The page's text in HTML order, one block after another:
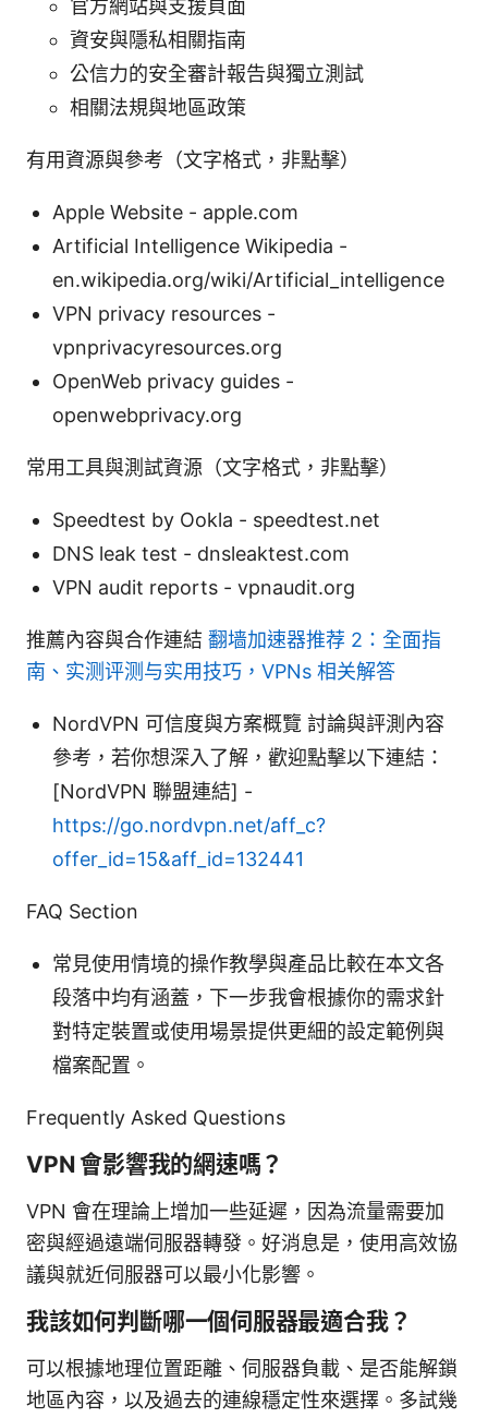
官方網站與支援頁面
資安與隱私相關指南
公信力的安全審計報告與獨立測試
相關法規與地區政策
有用資源與參考（文字格式，非點擊）
Apple Website - apple.com
Artificial Intelligence Wikipedia -
en.wikipedia.org/wiki/Artificial_intelligence
VPN privacy resources -
vpnprivacyresources.org
OpenWeb privacy guides -
openwebprivacy.org
常用工具與測試資源（文字格式，非點擊）
Speedtest by Ookla - speedtest.net
DNS leak test - dnsleaktest.com
VPN audit reports - vpnaudit.org
推薦內容與合作連結 翻墙加速器推荐 2：全面指
南、实测评测与实用技巧，VPNs 相关解答
NordVPN 可信度與方案概覽 討論與評測內容
參考，若你想深入了解，歡迎點擊以下連結：
[NordVPN 聯盟連結] -
https://go.nordvpn.net/aff_c?
offer_id=15&aff_id=132441
FAQ Section
常見使用情境的操作教學與產品比較在本文各
段落中均有涵蓋，下一步我會根據你的需求針
對特定裝置或使用場景提供更細的設定範例與
檔案配置。
Frequently Asked Questions
VPN 會影響我的網速嗎？
VPN 會在理論上增加一些延遲，因為流量需要加
密與經過遠端伺服器轉發。好消息是，使用高效協
議與就近伺服器可以最小化影響。
我該如何判斷哪一個伺服器最適合我？
可以根據地理位置距離、伺服器負載、是否能解鎖
地區內容，以及過去的連線穩定性來選擇。多試幾